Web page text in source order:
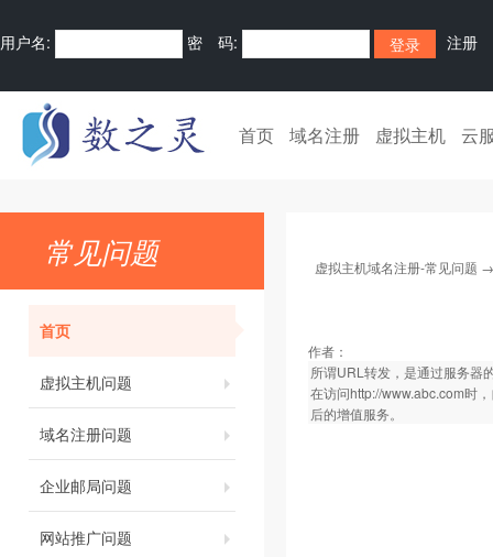
用户名: 密 码: 注册
首页 域名注册 虚拟主机 云
常见问题
首页
虚拟主机问题
域名注册问题
企业邮局问题
网站推广问题
虚拟主机域名注册-常见问题
作者：
所谓URL转发，是通过服务器
在访问http://www.abc.com时
后的增值服务。